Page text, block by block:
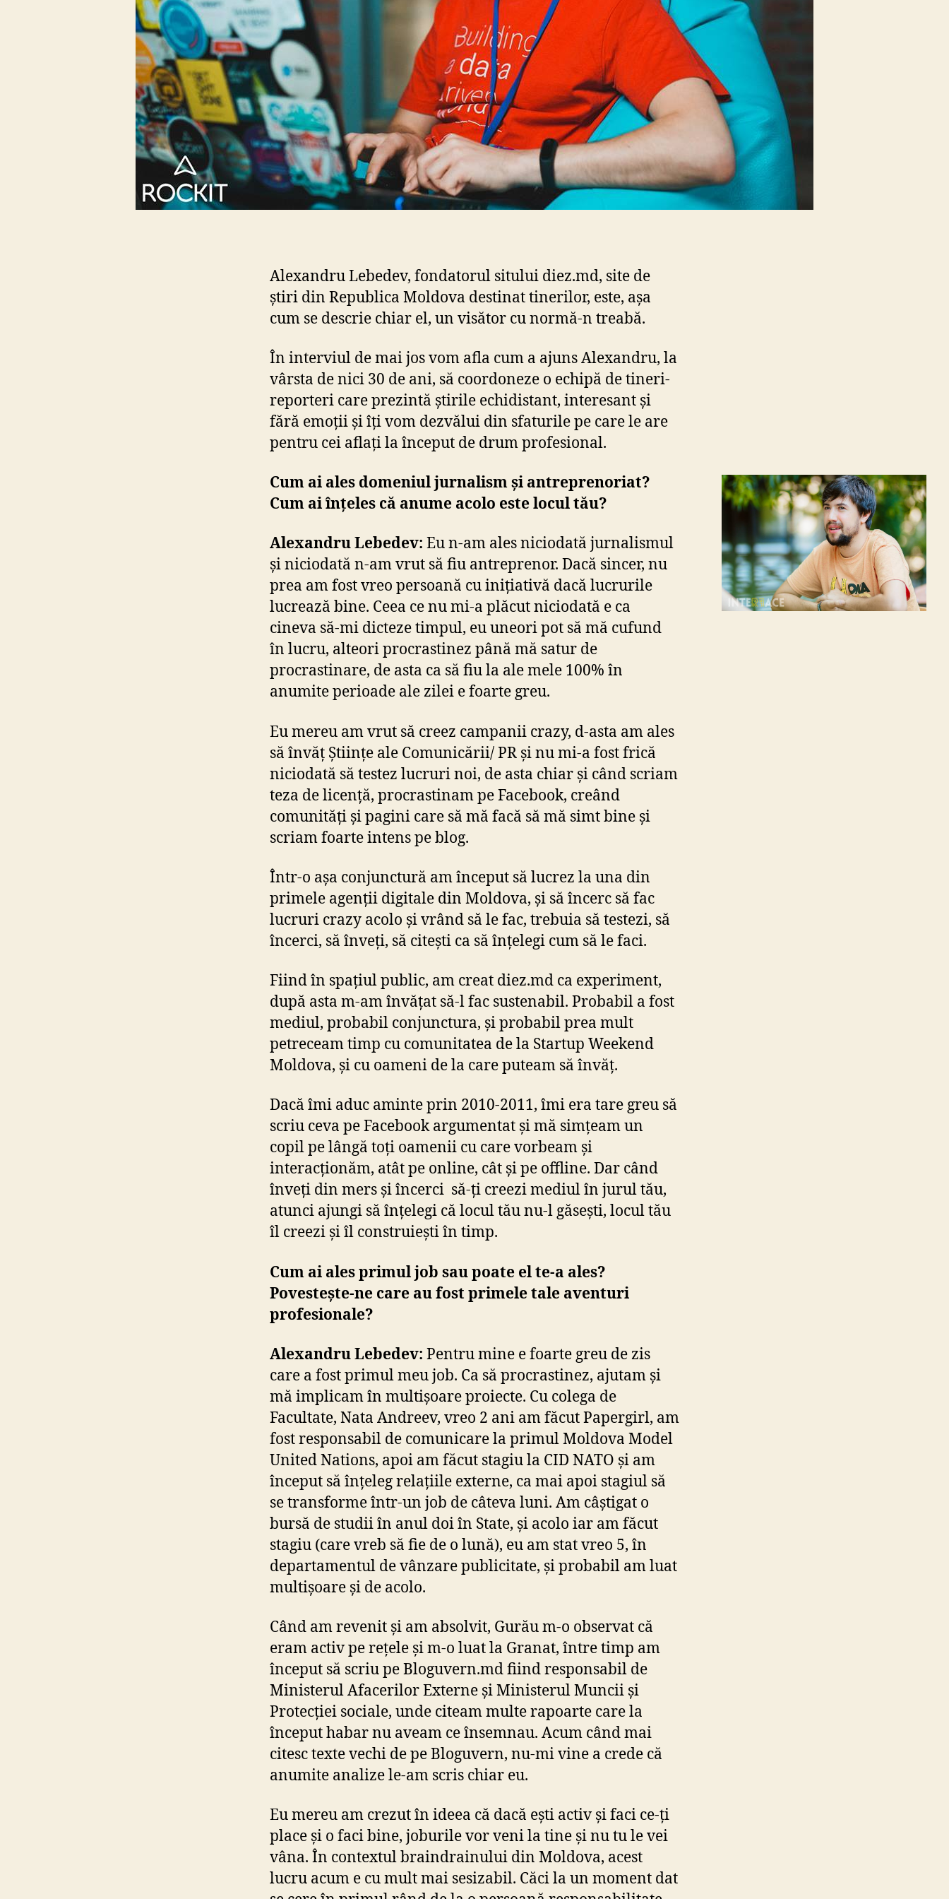
Alexandru Lebedev, fondatorul sitului diez.md, site de
știri din Republica Moldova destinat tinerilor, este, așa
cum se descrie chiar el, un visător cu normă-n treabă.
În interviul de mai jos vom afla cum a ajuns Alexandru, la
vârsta de nici 30 de ani, să coordoneze o echipă de tineri-
reporteri care prezintă știrile echidistant, interesant și
fără emoții și îți vom dezvălui din sfaturile pe care le are
pentru cei aflați la început de drum profesional.
Cum ai ales domeniul jurnalism și antreprenoriat?
Cum ai înțeles că anume acolo este locul tău?
Alexandru Lebedev: Eu n-am ales niciodată jurnalismul
și niciodată n-am vrut să fiu antreprenor. Dacă sincer, nu
prea am fost vreo persoană cu inițiativă dacă lucrurile
lucrează bine. Ceea ce nu mi-a plăcut niciodată e ca
cineva să-mi dicteze timpul, eu uneori pot să mă cufund
în lucru, alteori procrastinez până mă satur de
procrastinare, de asta ca să fiu la ale mele 100% în
anumite perioade ale zilei e foarte greu.
Eu mereu am vrut să creez campanii crazy, d-asta am ales
să învăț Științe ale Comunicării/ PR și nu mi-a fost frică
niciodată să testez lucruri noi, de asta chiar și când scriam
teza de licență, procrastinam pe Facebook, creând
comunități și pagini care să mă facă să mă simt bine și
scriam foarte intens pe blog.
Într-o așa conjunctură am început să lucrez la una din
primele agenții digitale din Moldova, și să încerc să fac
lucruri crazy acolo și vrând să le fac, trebuia să testezi, să
încerci, să înveți, să citești ca să înțelegi cum să le faci.
Fiind în spațiul public, am creat diez.md ca experiment,
după asta m-am învățat să-l fac sustenabil. Probabil a fost
mediul, probabil conjunctura, și probabil prea mult
petreceam timp cu comunitatea de la Startup Weekend
Moldova, și cu oameni de la care puteam să învăț.
Dacă îmi aduc aminte prin 2010-2011, îmi era tare greu să
scriu ceva pe Facebook argumentat și mă simțeam un
copil pe lângă toți oamenii cu care vorbeam și
interacționăm, atât pe online, cât și pe offline. Dar când
înveți din mers și încerci să-ți creezi mediul în jurul tău,
atunci ajungi să înțelegi că locul tău nu-l găsești, locul tău
îl creezi și îl construiești în timp.
Cum ai ales primul job sau poate el te-a ales?
Povestește-ne care au fost primele tale aventuri
profesionale?
Alexandru Lebedev: Pentru mine e foarte greu de zis
care a fost primul meu job. Ca să procrastinez, ajutam și
mă implicam în multișoare proiecte. Cu colega de
Facultate, Nata Andreev, vreo 2 ani am făcut Papergirl, am
fost responsabil de comunicare la primul Moldova Model
United Nations, apoi am făcut stagiu la CID NATO și am
început să înțeleg relațiile externe, ca mai apoi stagiul să
se transforme într-un job de câteva luni. Am câștigat o
bursă de studii în anul doi în State, și acolo iar am făcut
stagiu (care vreb să fie de o lună), eu am stat vreo 5, în
departamentul de vânzare publicitate, și probabil am luat
multișoare și de acolo.
Când am revenit și am absolvit, Gurău m-o observat că
eram activ pe rețele și m-o luat la Granat, între timp am
început să scriu pe Bloguvern.md fiind responsabil de
Ministerul Afacerilor Externe și Ministerul Muncii și
Protecției sociale, unde citeam multe rapoarte care la
început habar nu aveam ce însemnau. Acum când mai
citesc texte vechi de pe Bloguvern, nu-mi vine a crede că
anumite analize le-am scris chiar eu.
Eu mereu am crezut în ideea că dacă ești activ și faci ce-ți
place și o faci bine, joburile vor veni la tine și nu tu le vei
vâna. În contextul braindrainului din Moldova, acest
lucru acum e cu mult mai sesizabil. Căci la un moment dat